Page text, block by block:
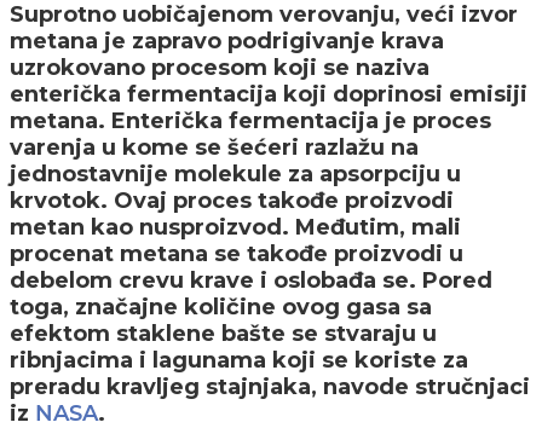
Suprotno uobičajenom verovanju, veći izvor
metana je zapravo podrigivanje krava
uzrokovano procesom koji se naziva
enterička fermentacija koji doprinosi emisiji
metana. Enterička fermentacija je proces
varenja u kome se šećeri razlažu na
jednostavnije molekule za apsorpciju u
krvotok. Ovaj proces takođe proizvodi
metan kao nusproizvod. Međutim, mali
procenat metana se takođe proizvodi u
debelom crevu krave i oslobađa se. Pored
toga, značajne količine ovog gasa sa
efektom staklene bašte se stvaraju u
ribnjacima i lagunama koji se koriste za
preradu kravljeg stajnjaka, navode stručnjaci
iz NASA.